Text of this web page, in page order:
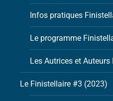
Infos pratiques
Le programme
Les Autrices et
Le Finistellaire #3 (2023)